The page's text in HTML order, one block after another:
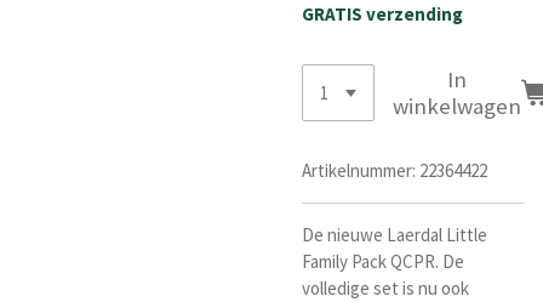
GRATIS verzending
In
winkelwagen
Artikelnummer: 22364422
De nieuwe Laerdal Little
Family Pack QCPR. De
volledige set is nu ook